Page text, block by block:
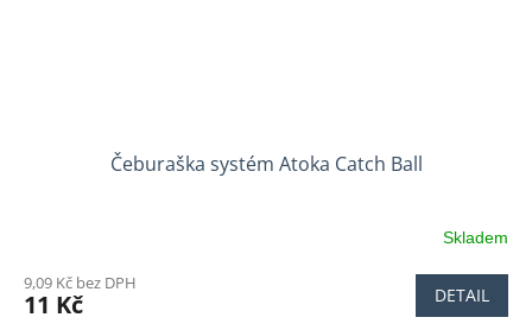
Čeburaška systém Atoka Catch Ball
Skladem
9,09 Kč bez DPH
11 Kč DETAIL